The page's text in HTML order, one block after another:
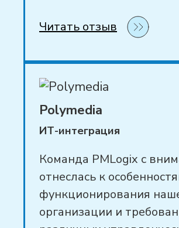
Читать отзыв
Polymedia
ИТ-интеграция
Команда PMLogix с
отнеслась к
функционирования
организации и